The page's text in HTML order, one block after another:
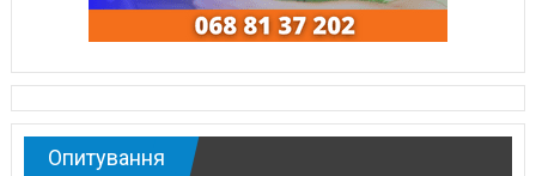
Опитування